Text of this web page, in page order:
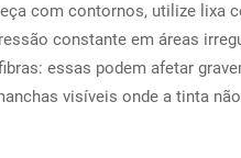
com contornos, utilize lixa
constante em áreas
essas podem afetar
visíveis onde a tinta